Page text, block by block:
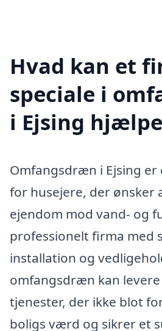
Hvad kan et
speciale i
i Ejsing
Omfangsdræn i Ejsing er
for husejere, der ønsker
ejendom mod vand- og
professionelt firma med
installation og
omfangsdræn kan
tjenester, der ikke blot
boligs værd og sikrer et